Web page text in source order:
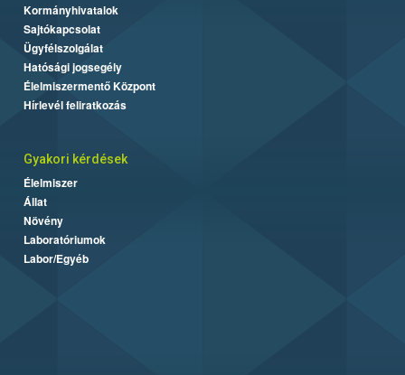
Kormányhivatalok
Sajtókapcsolat
Ügyfélszolgálat
Hatósági jogsegély
Élelmiszermentő Központ
Hírlevél feliratkozás
Gyakori kérdések
Élelmiszer
Állat
Növény
Laboratóriumok
Labor/Egyéb